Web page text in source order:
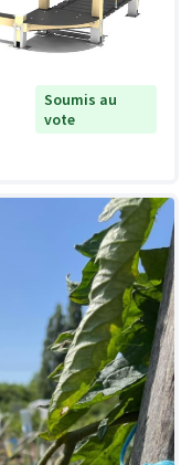
Soumis au
vote